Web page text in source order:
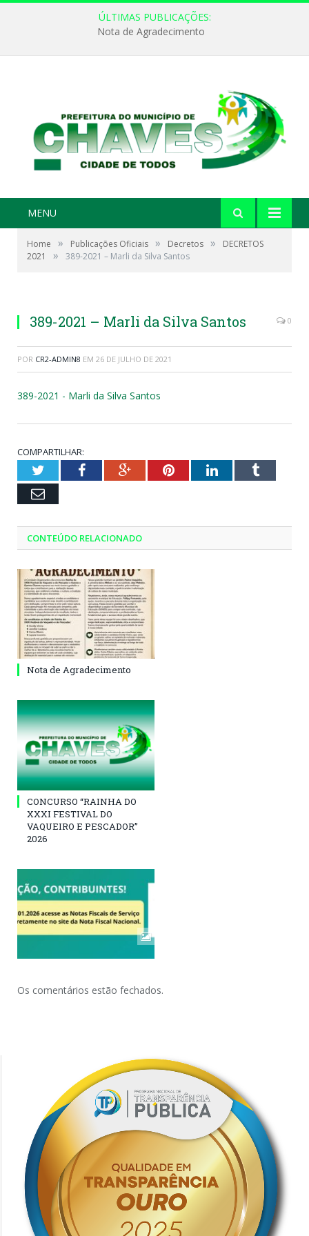
ÚLTIMAS PUBLICAÇÕES:
Nota de Agradecimento
MENU
Home » Publicações Oficiais » Decretos »
DECRETOS
2021
» 389-2021 – Marli da Silva Santos
389-2021 – Marli da Silva Santos 0
POR CR2-ADMIN8 EM 26 DE JULHO DE 2021
389-2021 - Marli da Silva Santos
COMPARTILHAR:
TwitterFacebookGoogle+PinterestLinkedInTumblr
Email
CONTEÚDO RELACIONADO
Nota de Agradecimento
CONCURSO “RAINHA DO
XXXI FESTIVAL DO
VAQUEIRO E PESCADOR”
2026
Os comentários estão fechados.